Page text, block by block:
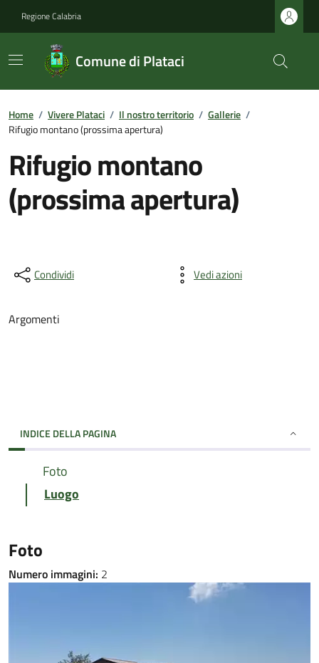
Regione Calabria
Comune di Plataci
Home / Vivere Plataci / Il nostro territorio / Gallerie /
Rifugio montano (prossima apertura)
Rifugio montano
(prossima apertura)
Condividi Vedi azioni
Argomenti
INDICE DELLA PAGINA
Foto
Luogo
Foto
Numero immagini: 2